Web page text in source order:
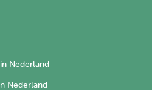
Nederland
Nederland